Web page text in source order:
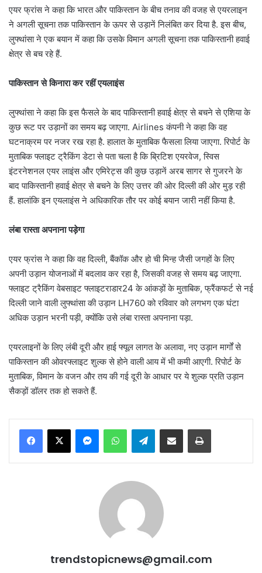
एयर फ्रांस ने कहा कि भारत और पाकिस्तान के बीच तनाव की वजह से एयरलाइन
ने अगली सूचना तक पाकिस्तान के ऊपर से उड़ानें निलंबित कर दिया है. इस बीच,
लुफ्थांसा ने एक बयान में कहा कि उसके विमान अगली सूचना तक पाकिस्तानी हवाई
क्षेत्र से बच रहे हैं.
पाकिस्तान से किनारा कर रहीं एयलाइंस
लुफ्थांसा ने कहा कि इस फैसले के बाद पाकिस्तानी हवाई क्षेत्र से बचने से एशिया के
कुछ रूट पर उड़ानों का समय बढ़ जाएगा. Airlines कंपनी ने कहा कि वह
घटनाक्रम पर नजर रख रहा है. हालात के मुताबिक फैसला लिया जाएगा. रिपोर्ट के
मुताबिक फ्लाइट ट्रैकिंग डेटा से पता चला है कि ब्रिटिश एयरवेज, स्विस
इंटरनेशनल एयर लाइंस और एमिरेट्स की कुछ उड़ानें अरब सागर से गुजरने के
बाद पाकिस्तानी हवाई क्षेत्र से बचने के लिए उत्तर की ओर दिल्ली की ओर मुड़ रही
हैं. हालांकि इन एयलाइंस ने अधिकारिक तौर पर कोई बयान जारी नहीं किया है.
लंबा रास्ता अपनाना पड़ेगा
एयर फ्रांस ने कहा कि वह दिल्ली, बैंकॉक और हो ची मिन्ह जैसी जगहों के लिए
अपनी उड़ान योजनाओं में बदलाव कर रहा है, जिसकी वजह से समय बढ़ जाएगा.
फ्लाइट ट्रैकिंग वेबसाइट फ्लाइटराडार24 के आंकड़ों के मुताबिक, फ्रैंकफर्ट से नई
दिल्ली जाने वाली लुफ्थांसा की उड़ान LH760 को रविवार को लगभग एक घंटा
अधिक उड़ान भरनी पड़ी, क्योंकि उसे लंबा रास्ता अपनाना पड़ा.
एयरलाइनों के लिए लंबी दूरी और हाई फ्यूल लागत के अलावा, नए उड़ान मार्गों से
पाकिस्तान की ओवरफ्लाइट शुल्क से होने वाली आय में भी कमी आएगी. रिपोर्ट के
मुताबिक, विमान के वजन और तय की गई दूरी के आधार पर ये शुल्क प्रति उड़ान
सैकड़ों डॉलर तक हो सकते हैं.
MessengerWhatsAppTelegramShare via Email Print
trendstopicnews@gmail.com